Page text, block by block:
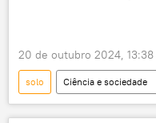
20 de outubro 2024, 13:38
solo
Ciência e sociedade
Ciência e Tecnologia